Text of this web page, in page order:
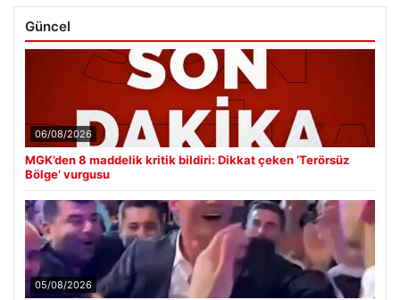
Güncel
06/08/2026
MGK’den 8 maddelik kritik bildiri: Dikkat çeken ‘Terörsüz
Bölge’ vurgusu
05/08/2026